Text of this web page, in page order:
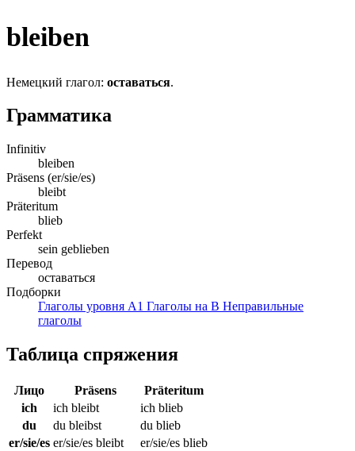
bleiben
Немецкий глагол: оставаться.
Грамматика
Infinitiv
bleiben
Präsens (er/sie/es)
bleibt
Präteritum
blieb
Perfekt
sein geblieben
Перевод
оставаться
Подборки
Глаголы уровня A1 Глаголы на B Неправильные
глаголы
Таблица спряжения
Лицо Präsens
Präteritum
ich
ich bleibt
ich blieb
du
du bleibst
du blieb
er/sie/es er/sie/es bleibt
er/sie/es blieb